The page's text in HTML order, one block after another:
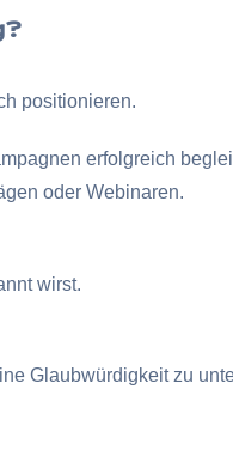
positionieren.
erfolgreich
oder Webinaren.
wirst.
Glaubwürdigkeit zu